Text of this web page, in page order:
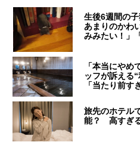
生後6週間の
あまりのかわ
みみたい！」
「本当にや
ッフが訴える
「当たり前す
旅先のホテル
能？ 高すぎ